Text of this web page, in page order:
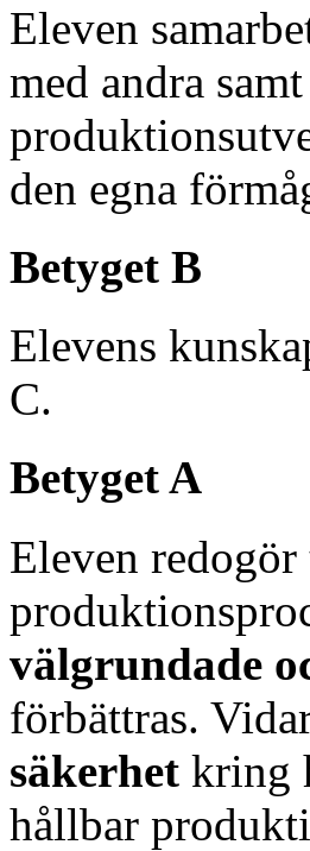
Eleven
med andra
den egna
Betyget B
Elevens
C.
Betyget A
Eleven redogör
välgrundade
förbättras.
säkerhet kring
hållbar